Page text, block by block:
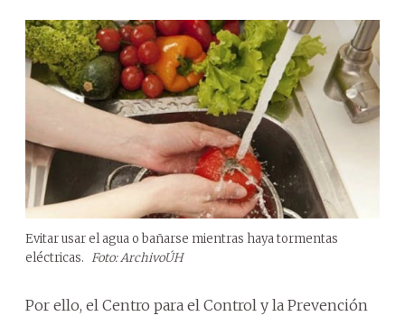
Evitar usar el agua o bañarse mientras haya tormentas
eléctricas. Foto: ArchivoÚH
Por ello, el Centro para el Control y la Prevención